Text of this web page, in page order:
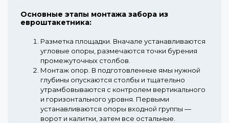
Основные этапы монтажа забора из
евроштакетника:
Разметка площадки. Вначале устанавливаются
угловые опоры, размечаются точки бурения
промежуточных столбов.
Монтаж опор. В подготовленные ямы нужной
глубины опускаются столбы и тщательно
утрамбовываются с контролем вертикального
и горизонтального уровня. Первыми
устанавливаются опоры входной группы —
ворот и калитки, затем все остальные.